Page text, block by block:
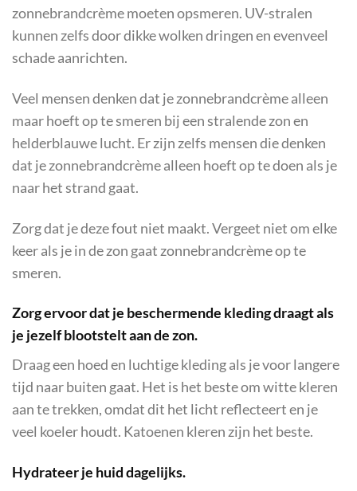
zonnebrandcrème moeten opsmeren. UV-stralen
kunnen zelfs door dikke wolken dringen en evenveel
schade aanrichten.
Veel mensen denken dat je zonnebrandcrème alleen
maar hoeft op te smeren bij een stralende zon en
helderblauwe lucht. Er zijn zelfs mensen die denken
dat je zonnebrandcrème alleen hoeft op te doen als je
naar het strand gaat.
Zorg dat je deze fout niet maakt. Vergeet niet om elke
keer als je in de zon gaat zonnebrandcrème op te
smeren.
Zorg ervoor dat je beschermende kleding draagt als
je jezelf blootstelt aan de zon.
Draag een hoed en luchtige kleding als je voor langere
tijd naar buiten gaat. Het is het beste om witte kleren
aan te trekken, omdat dit het licht reflecteert en je
veel koeler houdt. Katoenen kleren zijn het beste.
Hydrateer je huid dagelijks.